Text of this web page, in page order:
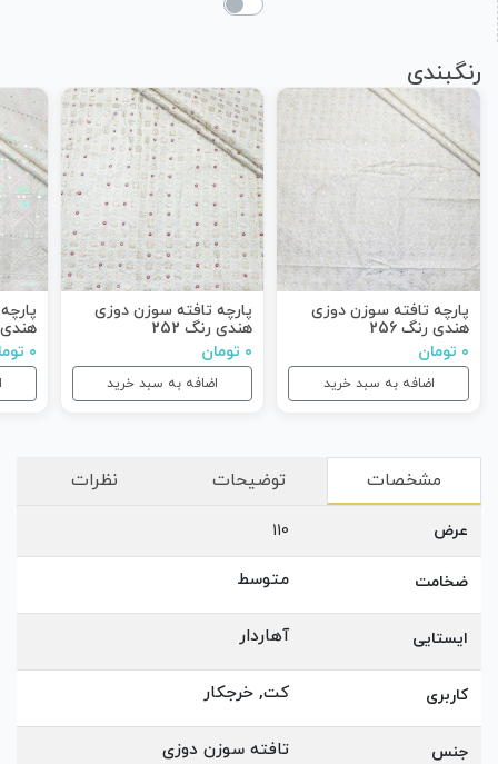
رنگبندی
پارچه تافته سوزن دوزی
هندی رنگ 256
۰ تومان
اضافه به سبد خرید
پارچه تافته سوزن دوزی
هندی رنگ 252
۰ تومان
اضافه به سبد خرید
هندی
۰ تومان
مشخصات توضیحات نظرات
عرض 110
ضخامت متوسط
ایستایی آهاردار
کاربری کت, خرجکار
جنس تافته سوزن دوزی